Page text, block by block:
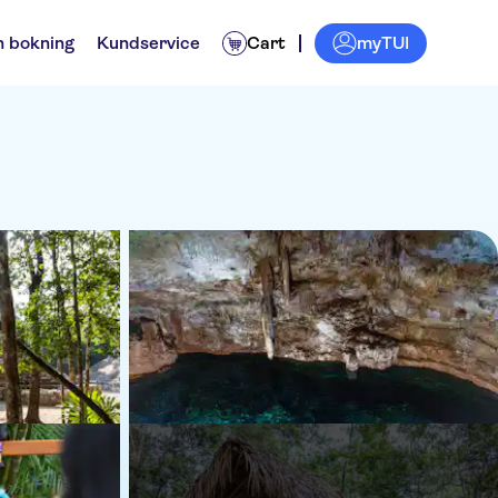
bokning Kundservice Cart myTUI